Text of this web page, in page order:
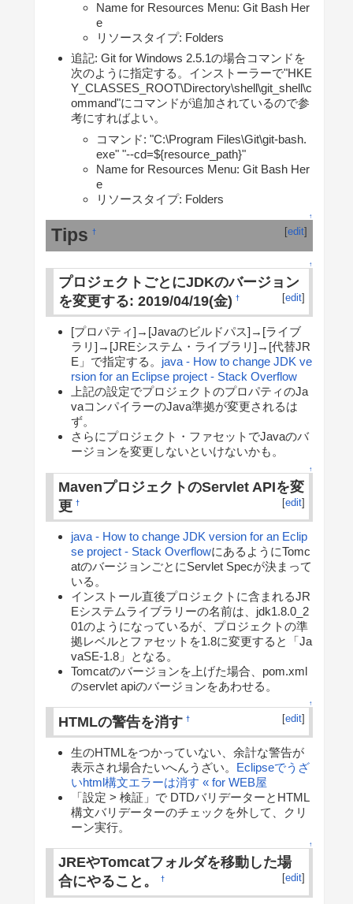
Name for Resources Menu: Git Bash Her
e
リソースタイプ: Folders
追記: Git for Windows 2.5.1の場合コマンドを
次のように指定する。インストーラーで"HKE
Y_CLASSES_ROOT\Directory\shell\git_shell\c
ommand"にコマンドが追加されているので参
考にすればよい。
コマンド: "C:\Program Files\Git\git-bash.
exe" "--cd=${resource_path}"
Name for Resources Menu: Git Bash Her
e
リソースタイプ: Folders
↑
Tips † [edit]
↑
プロジェクトごとにJDKのバージョン
を変更する: 2019/04/19(金) † [edit]
[プロパティ]→[Javaのビルドパス]→[ライブ
ラリ]→[JREシステム・ライブラリ]→[代替JR
E」で指定する。 java - How to change JDK ve
rsion for an Eclipse project - Stack Overflow
上記の設定でプロジェクトのプロパティのJa
vaコンパイラーのJava準拠が変更されるは
ず。
さらにプロジェクト・ファセットでJavaのバ
ージョンを変更しないといけないかも。
↑
MavenプロジェクトのServlet APIを変
更 † [edit]
java - How to change JDK version for an Eclip
se project - Stack OverflowにあるようにTomc
atのバージョンごとにServlet Specが決まって
いる。
インストール直後プロジェクトに含まれるJR
Eシステムライブラリーの名前は、jdk1.8.0_2
01のようになっているが、プロジェクトの準
拠レベルとファセットを1.8に変更すると「Ja
vaSE-1.8」となる。
Tomcatのバージョンを上げた場合、pom.xml
のservlet apiのバージョンをあわせる。
↑
HTMLの警告を消す † [edit]
生のHTMLをつかっていない、余計な警告が
表示され場合たいへんうざい。 Eclipseでうざ
いhtml構文エラーは消す « for WEB屋
「設定 > 検証」で DTDバリデーターとHTML
構文バリデーターのチェックを外して、クリ
ーン実行。
↑
JREやTomcatフォルダを移動した場
合にやること。
† [edit]